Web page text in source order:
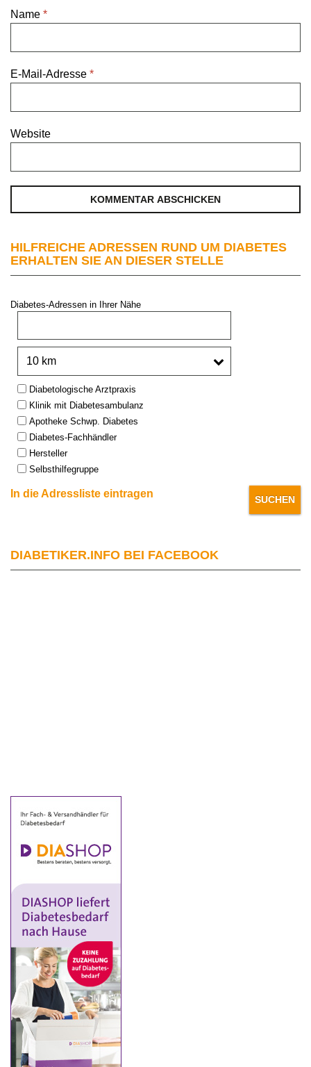
Name *
E-Mail-Adresse *
Website
HILFREICHE ADRESSEN RUND UM DIABETES
ERHALTEN SIE AN DIESER STELLE
Diabetes-Adressen in Ihrer Nähe
Type:Diabetologische Arztpraxis
Klinik mit Diabetesambulanz
Apotheke Schwp. Diabetes
Diabetes-Fachhändler
Hersteller
Selbsthilfegruppe
In die Adressliste eintragen
DIABETIKER.INFO BEI FACEBOOK